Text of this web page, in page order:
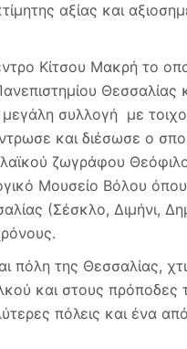
αξίας και
Κίτσου Μακρή το
Θεσσαλίας
μεγάλη συλλογή με
και διέσωσε ο
ζωγράφου
Μουσείο Βόλου όπου
(Σέσκλο, Διμήνι,
πόλη της Θεσσαλίας,
και στους πρόποδες
πόλεις και ένα